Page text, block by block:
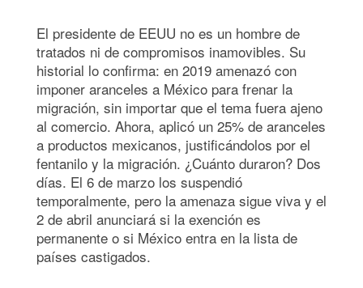
El presidente de EEUU no es un hombre de
tratados ni de compromisos inamovibles. Su
historial lo confirma: en 2019 amenazó con
imponer aranceles a México para frenar la
migración, sin importar que el tema fuera ajeno
al comercio. Ahora, aplicó un 25% de aranceles
a productos mexicanos, justificándolos por el
fentanilo y la migración. ¿Cuánto duraron? Dos
días. El 6 de marzo los suspendió
temporalmente, pero la amenaza sigue viva y el
2 de abril anunciará si la exención es
permanente o si México entra en la lista de
países castigados.